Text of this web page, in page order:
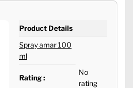
Product Details
Spray amar 100
ml
Rating :
No
rating